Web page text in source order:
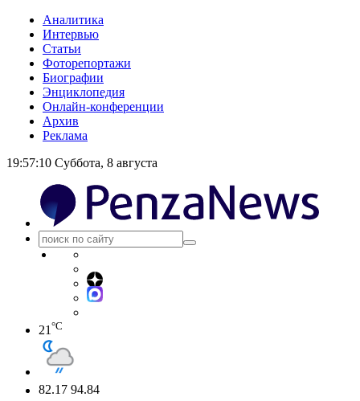
Аналитика
Интервью
Статьи
Фоторепортажи
Биографии
Энциклопедия
Онлайн-конференции
Архив
Реклама
19:57:10 Суббота, 8 августа
21 °C
82.17 94.84